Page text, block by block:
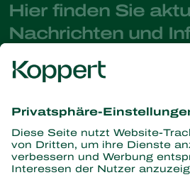
Hier finden Sie
Nachrichten und
Melden Sie sich
Partners with Nature
Raubmilben
Räuber
Über Koppert